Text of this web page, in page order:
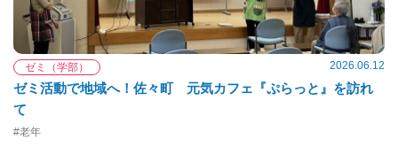
ゼミ（学部） 2026.06.12
ゼミ活動で地域へ！佐々町 元気カフェ『ぷらっと』を訪れ
て
#老年